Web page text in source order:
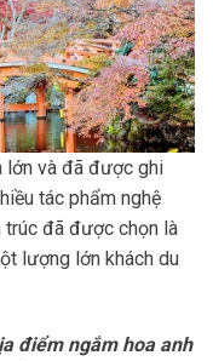
lớn và đã được ghi
tác phẩm nghệ
trúc đã được chọn là
lượng lớn khách du
điểm ngắm hoa anh